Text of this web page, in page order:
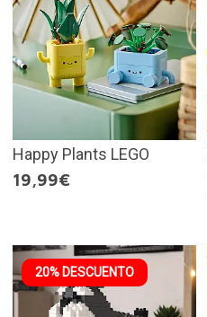
Happy Plants LEGO
19,99€
20% DESCUENTO